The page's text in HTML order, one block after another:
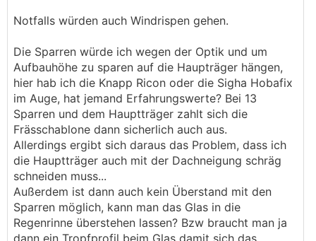
Notfalls würden auch Windrispen gehen.
Die Sparren würde ich wegen der Optik und um
Aufbauhöhe zu sparen auf die Haupträger hängen,
hier hab ich die Knapp Ricon oder die Sigha Hobafix
im Auge, hat jemand Erfahrungswerte? Bei 13
Sparren und dem Hauptträger zahlt sich die
Frässchablone dann sicherlich auch aus.
Allerdings ergibt sich daraus das Problem, dass ich
die Hauptträger auch mit der Dachneigung schräg
schneiden muss...
Außerdem ist dann auch kein Überstand mit den
Sparren möglich, kann man das Glas in die
Regenrinne überstehen lassen? Bzw braucht man ja